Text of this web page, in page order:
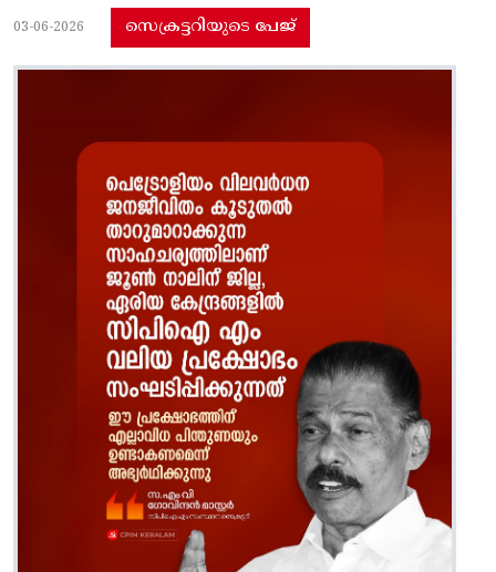
03-06-2026 സെക്രട്ടറിയുടെ പേജ്